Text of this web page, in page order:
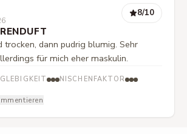
8/10
trocken, dann pudrig blumig. Sehr
für mich eher maskulin.
NISCHENFAKTOR